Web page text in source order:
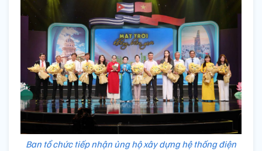
Ban tổ chức tiếp nhận ủng hộ xây dựng hệ thống điện